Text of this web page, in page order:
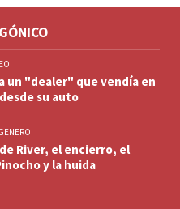
un "dealer" que vendía en
su auto
River, el encierro, el
y la huida